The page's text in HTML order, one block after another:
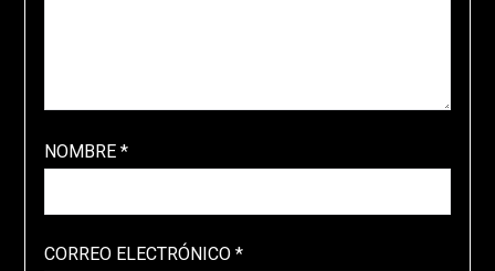
NOMBRE *
CORREO ELECTRÓNICO *